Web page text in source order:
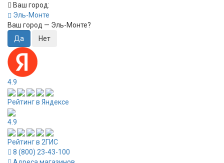
Ваш город:
Эль-Монте
Ваш город — Эль-Монте?
4.9
Рейтинг в Яндексе
4.9
Рейтинг в 2ГИС
8 (800) 23-43-100